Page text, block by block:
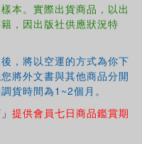
本。實際出貨商品，以出
，因出版社供應狀況特
，將以空運的方式為你下
將外文書與其他商品分開
貨時間為1~2個月。
提供會員七日商品鑑賞期